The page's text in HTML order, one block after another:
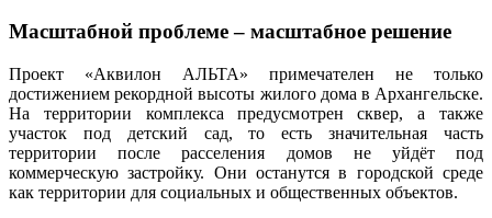
Масштабной проблеме – масштабное решение
Проект «Аквилон АЛЬТА» примечателен не только
достижением рекордной высоты жилого дома в Архангельске.
На территории комплекса предусмотрен сквер, а также
участок под детский сад, то есть значительная часть
территории после расселения домов не уйдёт под
коммерческую застройку. Они останутся в городской среде
как территории для социальных и общественных объектов.